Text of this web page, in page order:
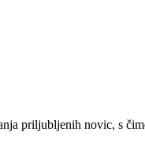
priljubljenih novic, s